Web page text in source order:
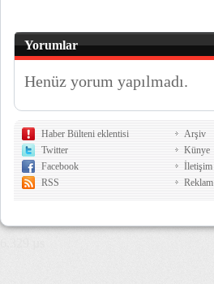
Yorumlar
Henüz yorum yapılmadı.
Haber Bülteni eklentisi
Twitter
Facebook
RSS
Arşiv
Künye
İletişim
Reklam